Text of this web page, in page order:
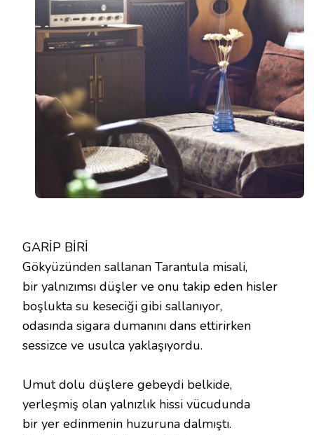
GARİP BİRİ
Gökyüzünden sallanan Tarantula misali,
bir yalnızımsı düşler ve onu takip eden hisler
boşlukta su keseciği gibi sallanıyor,
odasında sigara dumanını dans ettirirken
sessizce ve usulca yaklaşıyordu.
Umut dolu düşlere gebeydi belkide,
yerleşmiş olan yalnızlık hissi vücudunda
bir yer edinmenin huzuruna dalmıştı.